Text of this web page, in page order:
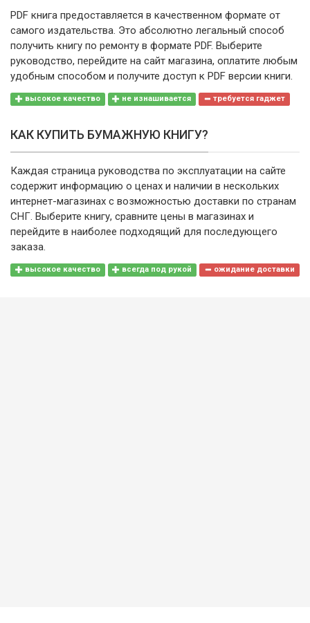
PDF книга предоставляется в качественном формате от
самого издательства. Это абсолютно легальный способ
получить книгу по ремонту в формате PDF. Выберите
руководство, перейдите на сайт магазина, оплатите любым
удобным способом и получите доступ к PDF версии книги.
высокое качество не изнашивается требуется гаджет
КАК КУПИТЬ БУМАЖНУЮ КНИГУ?
Каждая страница руководства по эксплуатации на сайте
содержит информацию о ценах и наличии в нескольких
интернет-магазинах с возможностью доставки по странам
СНГ. Выберите книгу, сравните цены в магазинах и
перейдите в наиболее подходящий для последующего
заказа.
высокое качество всегда под рукой ожидание доставки